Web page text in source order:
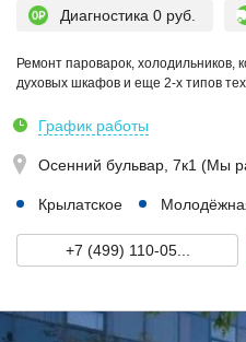
Диагностика 0 руб.
Ремонт пароварок,
духовых шкафов и еще 2-х типов
График работы
Осенний бульвар, 7к1 (Мы
Крылатское
+7 (499) 110-05...